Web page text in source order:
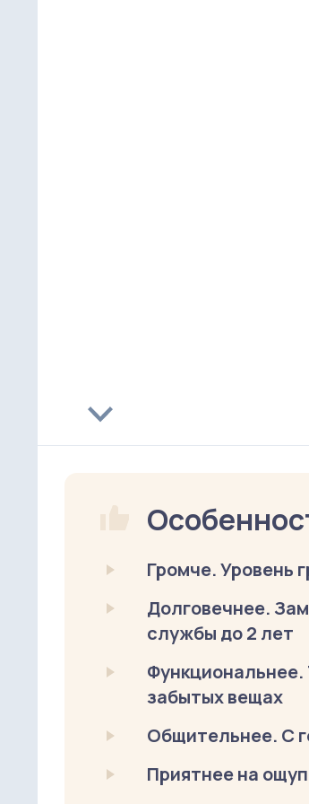
Громче. Уровень
Долговечнее.
службы до 2 лет
забытых вещах
Общительнее. С
Приятнее на